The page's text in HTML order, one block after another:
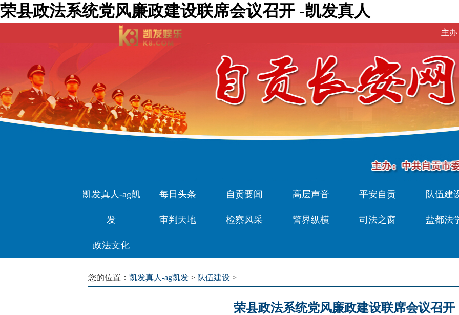
荣县政法系统党风廉政建设联席会议召开 -凯发真人
主
凯发真人-ag凯
发
每日头条 自贡要闻 高层声音 平安自贡 队伍建
审判天地 检察风采 警界纵横 司法之窗 盐都法
政法文化
您的位置： 凯发真人-ag凯发 > 队伍建设 >
荣县政法系统党风廉政建设联席会议召开